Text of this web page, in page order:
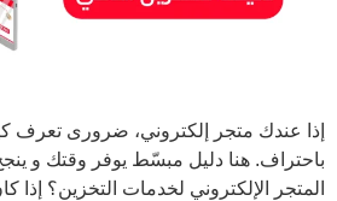
إذا عندك متجر إلكتروني، ضرورى تعرف
باحتراف. هنا دليل مبسّط يوفر وقتك و
المتجر الإلكتروني لخدمات التخزين؟ إذا